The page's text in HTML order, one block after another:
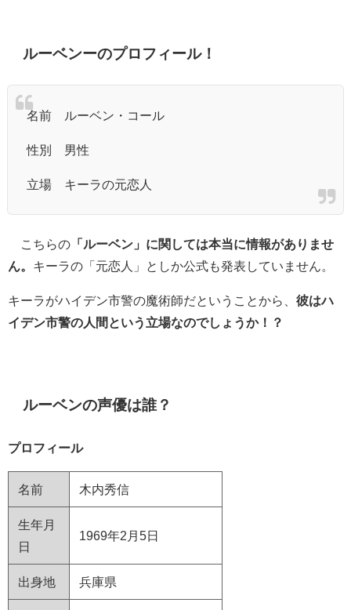
ルーベンーのプロフィール！
名前 ルーベン・コール
性別 男性
立場 キーラの元恋人
こちらの 「ルーベン」に関しては本当に情報がありませ
ん。 キーラの「元恋人」としか公式も発表していません。
キーラがハイデン市警の魔術師だということから、 彼はハ
イデン市警の人間という立場なのでしょうか！？
ルーベンの声優は誰？
プロフィール
名前 木内秀信
生年月
日
1969年2月5日
出身地 兵庫県